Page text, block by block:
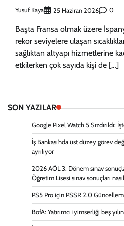
Yusuf Kaya 25 Haziran 2026 0
Başta Fransa olmak üzere
rekor seviyelere ulaşan
sağlıktan altyapı hizmetlerine
etkilerken çok sayıda kişi de […]
SON YAZILAR
Google Pixel Watch 5 Sızdırıldı:
İş Bankası’nda üst düzey görev
ayrılıyor
2026 AÖL 3. Dönem sınav
Öğretim Lisesi sınav sonuçları
PS5 Pro için PSSR 2.0
BofA: Yatırımcı iyimserliği beş